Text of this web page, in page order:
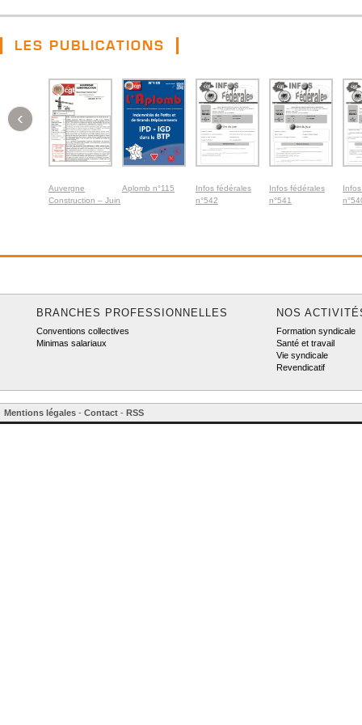
LES PUBLICATIONS
Auvergne
Construction – Juin
Aplomb n°115
Infos fédérales
n°542
Infos fédérales
n°541
‹
BRANCHES PROFESSIONNELLES
Conventions collectives
Minimas salariaux
NOS
Formation syndicale
Santé et travail
Vie syndicale
Revendicatif
Mentions légales - Contact - RSS